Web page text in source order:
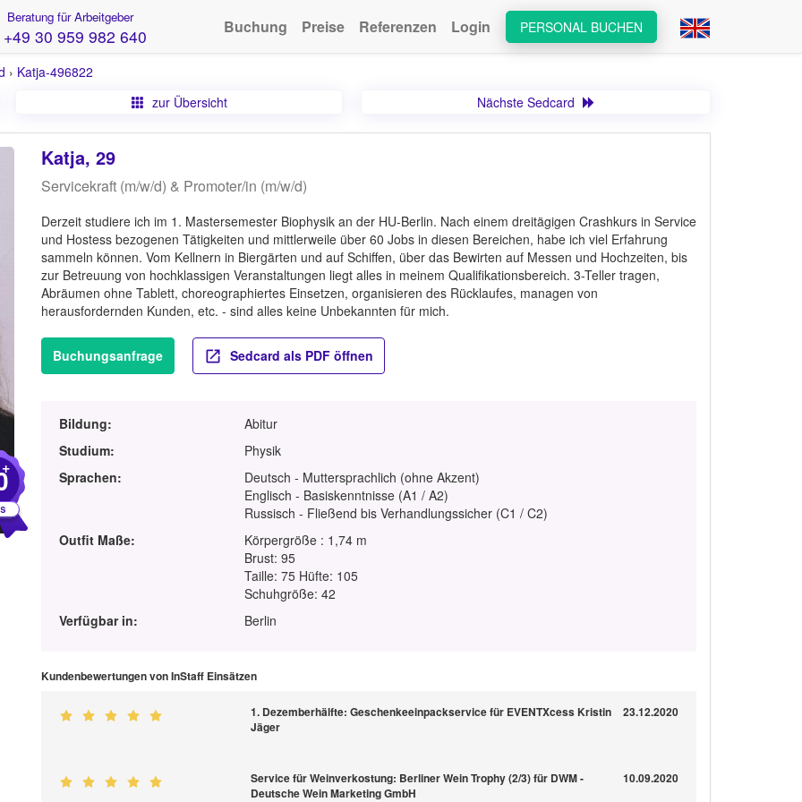
Beratung für Arbeitgeber
+49 30 959 982 640 PERSONAL BUCHEN
Buchung Preise Referenzen Login
› Katja-496822
zur Übersicht
Nächste Sedcard
+
Katja, 29
Servicekraft (m/w/d) & Promoter/in (m/w/d)
Derzeit studiere ich im 1. Mastersemester Biophysik an der HU-Berlin. Nach einem dreitägigen Crashkurs in Service
und Hostess bezogenen Tätigkeiten und mittlerweile über 60 Jobs in diesen Bereichen, habe ich viel Erfahrung
sammeln können. Vom Kellnern in Biergärten und auf Schiffen, über das Bewirten auf Messen und Hochzeiten, bis
zur Betreuung von hochklassigen Veranstaltungen liegt alles in meinem Qualifikationsbereich. 3-Teller tragen,
Abräumen ohne Tablett, choreographiertes Einsetzen, organisieren des Rücklaufes, managen von
herausfordernden Kunden, etc. - sind alles keine Unbekannten für mich.
Buchungsanfrage Sedcard als PDF öffnen
Bildung:
Abitur
Studium:
Physik
Sprachen:
Deutsch - Muttersprachlich (ohne Akzent)
Englisch - Basiskenntnisse (A1 / A2)
Russisch - Fließend bis Verhandlungssicher (C1 / C2)
Outfit Maße:
Körpergröße : 1,74 m
Brust: 95
Taille: 75 Hüfte: 105
Schuhgröße: 42
Verfügbar in:
Berlin
Kundenbewertungen von InStaff Einsätzen
1. Dezemberhälfte: Geschenkeeinpackservice für EVENTXcess Kristin
Jäger
23.12.2020
Service für Weinverkostung: Berliner Wein Trophy (2/3) für DWM -
Deutsche Wein Marketing GmbH
10.09.2020